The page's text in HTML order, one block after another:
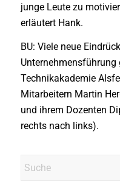
junge Leute zu
erläutert Hank.
BU: Viele neue
Unternehmensführung
Technikakademie
Mitarbeitern Martin
und ihrem Dozenten
rechts nach links).